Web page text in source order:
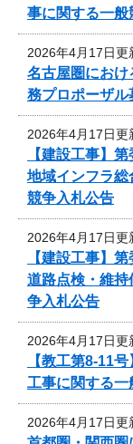
事に関する一般
2026年4月17日更
名古屋圏にお
務プロポーザル
2026年4月17日更
【建設工事】
地域インフラ
競争入札公告
2026年4月17日更
【建設工事】
道路点検・維
争入札公告
2026年4月17日更
【教工第8-11
工事に関する
2026年4月17日更